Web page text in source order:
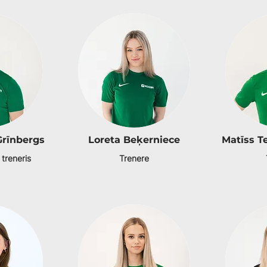
Loreta Beķerniece
Trenere
Matīss